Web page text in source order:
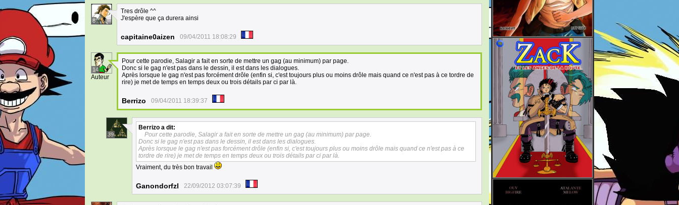
8
Tres drôle ^^
J'espère que ça durera ainsi
capitaine0aizen 09/04/2011 18:08:29
14
Auteur
Pour cette parodie, Salagir a fait en sorte de mettre un gag (au minimum) par page.
Donc si le gag n'est pas dans le dessin, il est dans les dialogues.
Après lorsque le gag n'est pas forcément drôle (enfin si, c'est toujours plus ou moins drôle mais quand ce n'est pas à ce tordre de
rire) je met de temps en temps deux ou trois détails par ci par là.
Berrizo 09/04/2011 18:39:37
39
Berrizo a dit:
Pour cette parodie, Salagir a fait en sorte de mettre un gag (au minimum) par page.
Donc si le gag n'est pas dans le dessin, il est dans les dialogues.
Après lorsque le gag n'est pas forcément drôle (enfin si, c'est toujours plus ou moins drôle mais quand ce n'est pas à ce
tordre de rire) je met de temps en temps deux ou trois détails par ci par là.
Vraiment, du très bon travail
Ganondorfzl 22/09/2012 03:07:39